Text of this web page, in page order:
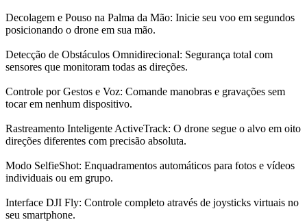
Decolagem e Pouso na Palma da Mão: Inicie seu voo em segundos
posicionando o drone em sua mão.
Detecção de Obstáculos Omnidirecional: Segurança total com
sensores que monitoram todas as direções.
Controle por Gestos e Voz: Comande manobras e gravações sem
tocar em nenhum dispositivo.
Rastreamento Inteligente ActiveTrack: O drone segue o alvo em oito
direções diferentes com precisão absoluta.
Modo SelfieShot: Enquadramentos automáticos para fotos e vídeos
individuais ou em grupo.
Interface DJI Fly: Controle completo através de joysticks virtuais no
seu smartphone.